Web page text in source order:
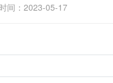
间：2023-05-17